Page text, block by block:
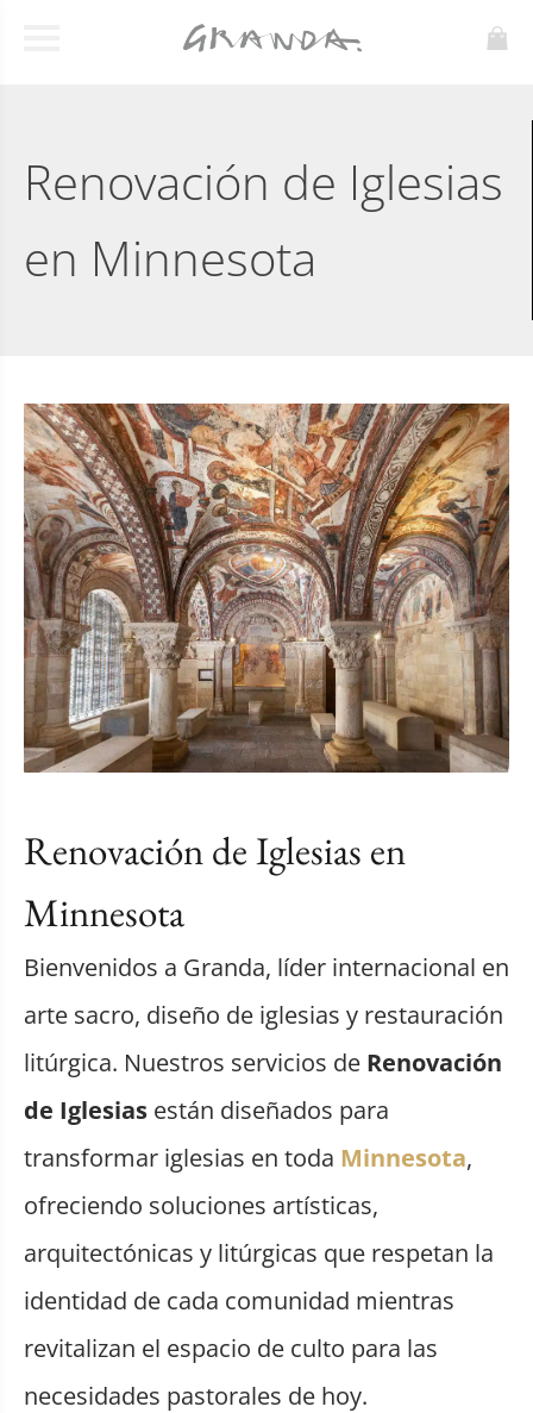
Renovación de Iglesias
en Minnesota
Renovación de Iglesias en
Minnesota
Bienvenidos a Granda, líder internacional en
arte sacro, diseño de iglesias y restauración
litúrgica. Nuestros servicios de Renovación
de Iglesias están diseñados para
transformar iglesias en toda Minnesota,
ofreciendo soluciones artísticas,
arquitectónicas y litúrgicas que respetan la
identidad de cada comunidad mientras
revitalizan el espacio de culto para las
necesidades pastorales de hoy.